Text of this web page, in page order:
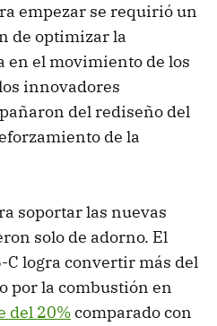
empezar se requirió un
de optimizar la
el movimiento de los
innovadores
del rediseño del
de la
soportar las nuevas
solo de adorno. El
C logra convertir más del
por la combustión en
del 20%comparado con